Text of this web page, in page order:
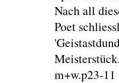
Nach all
Poet
m+w.p23-